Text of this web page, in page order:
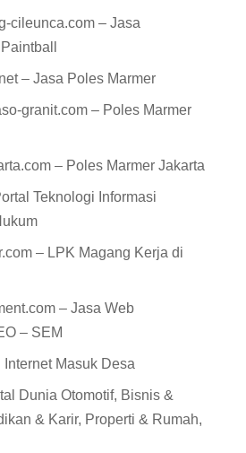
cileunca.com – Jasa
– Jasa Poles Marmer
granit.com – Poles Marmer
– Poles Marmer Jakarta
Teknologi Informasi
– LPK Magang Kerja di
– Jasa Web
– SEM
Masuk Desa
Dunia Otomotif, Bisnis &
& Karir, Properti & Rumah,